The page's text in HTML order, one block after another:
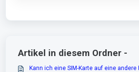
Artikel in diesem Ordner -
Kann ich eine SIM-Karte auf eine andere